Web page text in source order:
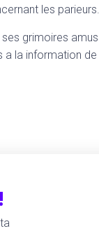
les parieurs.
grimoires
la information